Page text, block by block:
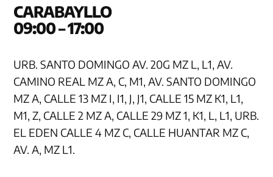
09:00 – 17:00
URB. SANTO DOMINGO AV. 20G MZ L, L1, AV.
CAMINO REAL MZ A, C, M1, AV. SANTO DOMINGO
MZ A, CALLE 13 MZ I, I1, J, J1, CALLE 15 MZ K1, L1,
M1, Z, CALLE 2 MZ A, CALLE 29 MZ 1, K1, L, L1, URB.
EL EDEN CALLE 4 MZ C, CALLE HUANTAR MZ C,
AV. A, MZ L1.